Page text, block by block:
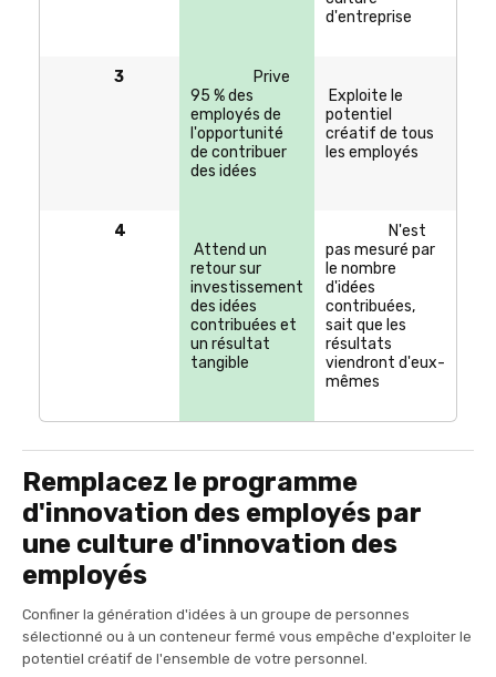
d'entreprise
3
Prive
95 % des
employés de
l'opportunité
de contribuer
des idées
Exploite le
potentiel
créatif de tous
les employés
4
Attend un
retour sur
investissement
des idées
contribuées et
un résultat
tangible
N'est
pas mesuré par
le nombre
d'idées
contribuées,
sait que les
résultats
viendront d'eux-
mêmes
Remplacez le programme
d'innovation des employés par
une culture d'innovation des
employés
Confiner la génération d'idées à un groupe de personnes
sélectionné ou à un conteneur fermé vous empêche d'exploiter le
potentiel créatif de l'ensemble de votre personnel.